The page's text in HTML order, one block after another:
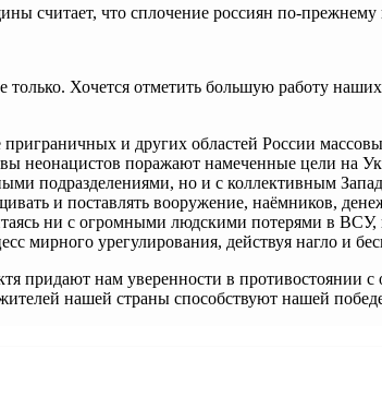
считает, что сплочение россиян по-
Хочется отметить большую работу
и других областей России
неонацистов поражают намеченные цели на
подразделениями, но и с коллективным
и поставлять вооружение, наёмников,
ни с огромными людскими потерями в
мирного урегулирования, действуя нагло и
придают нам уверенности в противостоянии
нашей страны способствуют нашей победе